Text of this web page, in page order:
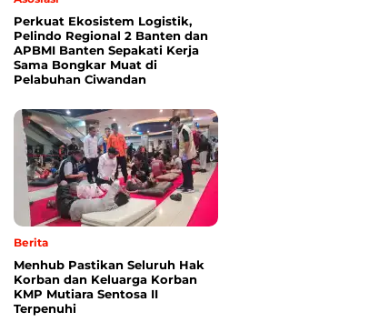
Perkuat Ekosistem Logistik,
Pelindo Regional 2 Banten dan
APBMI Banten Sepakati Kerja
Sama Bongkar Muat di
Pelabuhan Ciwandan
Berita
Menhub Pastikan Seluruh Hak
Korban dan Keluarga Korban
KMP Mutiara Sentosa II
Terpenuhi